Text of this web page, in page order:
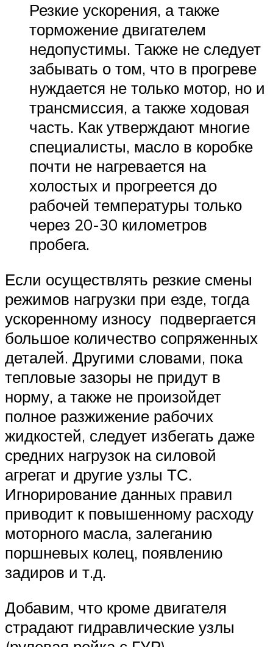
Резкие ускорения, а также
торможение двигателем
недопустимы. Также не следует
забывать о том, что в прогреве
нуждается не только мотор, но и
трансмиссия, а также ходовая
часть. Как утверждают многие
специалисты, масло в коробке
почти не нагревается на
холостых и прогреется до
рабочей температуры только
через 20-30 километров
пробега.
Если осуществлять резкие смены
режимов нагрузки при езде, тогда
ускоренному износу подвергается
большое количество сопряженных
деталей. Другими словами, пока
тепловые зазоры не придут в
норму, а также не произойдет
полное разжижение рабочих
жидкостей, следует избегать даже
средних нагрузок на силовой
агрегат и другие узлы ТС.
Игнорирование данных правил
приводит к повышенному расходу
моторного масла, залеганию
поршневых колец, появлению
задиров и т.д.
Добавим, что кроме двигателя
страдают гидравлические узлы